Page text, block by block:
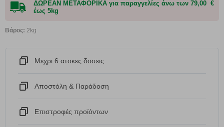
ΔΩΡΕΑΝ ΜΕΤΑΦΟΡΙΚΑ για παραγγελίες άνω των 79,00 €
έως 5kg
Βάρος: 2kg
Μεχρι 6 ατοκες δοσεις
Αποστόλη & Παράδοση
Eπιστροφές προϊόντων